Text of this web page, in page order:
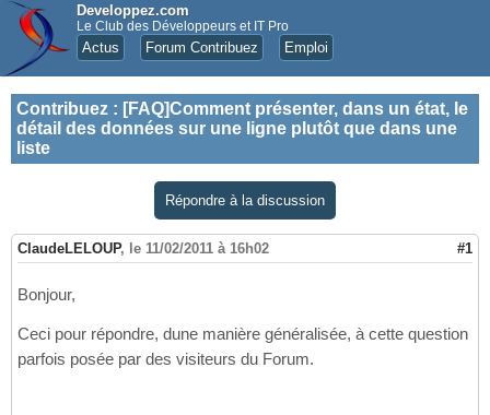
Developpez.com
Le Club des Développeurs et IT Pro
Actus Forum Contribuez Emploi
Contribuez : [FAQ]Comment présenter, dans un état, le
détail des données sur une ligne plutôt que dans une
liste
Répondre à la discussion
ClaudeLELOUP, le 11/02/2011 à 16h02 #1
Bonjour,
Ceci pour répondre, dune manière généralisée, à cette question
parfois posée par des visiteurs du Forum.